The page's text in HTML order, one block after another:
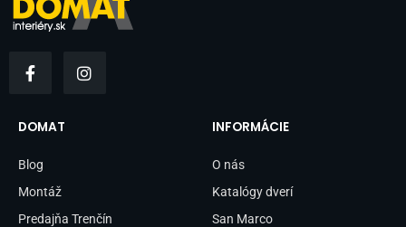
a
b
o
k
-
n
DOMAT
Blog
Montáž
Predajňa Trenčín
INFORMÁCIE
O nás
Katalógy dverí
San Marco